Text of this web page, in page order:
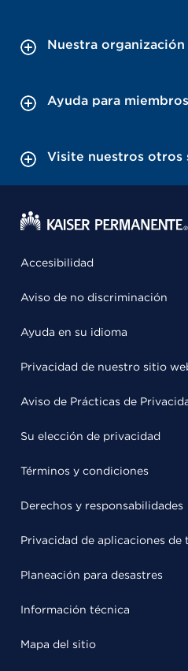
Nuestra organización
Ayuda para miembros
Visite nuestros otros
Accesibilidad
Aviso de no discriminación
Ayuda en su idioma
Privacidad de nuestro sitio
Aviso de Prácticas de
Su elección de privacidad
Términos y condiciones
Derechos y responsabilidades
Privacidad de aplicaciones de
Planeación para desastres
Información técnica
Mapa del sitio